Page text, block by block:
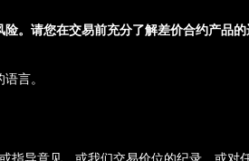
。请您在交易前充分了解差价合约产品
言。